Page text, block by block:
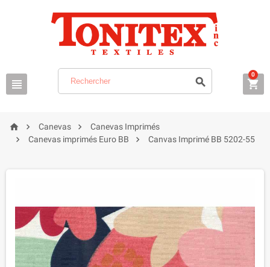
  
0
  Canevas  Canevas Imprimés
 Canevas imprimés Euro BB  Canvas Imprimé BB 5202-55